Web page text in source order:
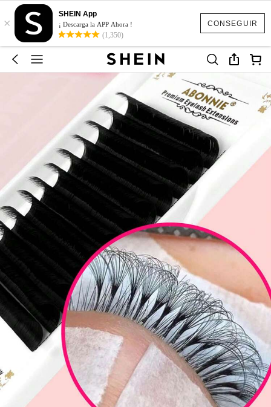
CONSEGUIR
×
SHEIN App
¡ Descarga la APP Ahora !
(1,350)